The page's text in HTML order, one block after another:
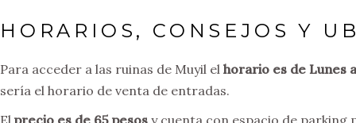
HORARIOS, CONSEJOS Y
Para acceder a las ruinas de Muyil el horario es de Lunes
sería el horario de venta de entradas.